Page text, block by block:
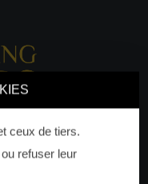
ceux de tiers.
refuser leur